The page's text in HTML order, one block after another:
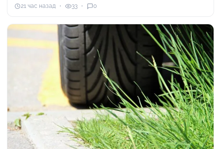
21 час назад 33 0